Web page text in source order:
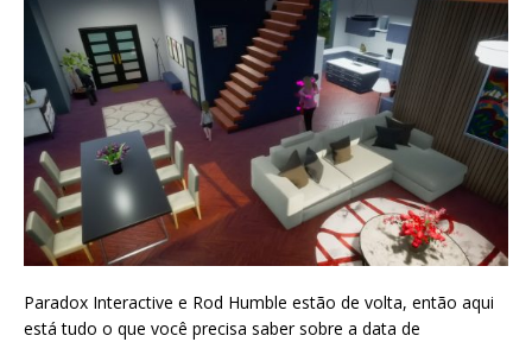
Paradox Interactive e Rod Humble estão de volta, então aqui
está tudo o que você precisa saber sobre a data de